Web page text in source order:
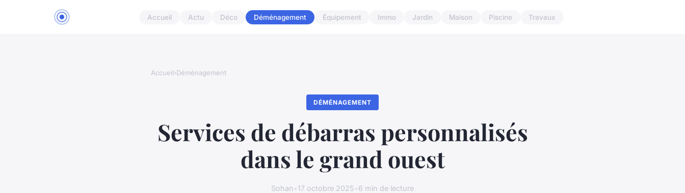
Accueil Actu Déco Déménagement Équipement Immo Jardin Maison Piscine Travaux
Accueil›Déménagement
DÉMÉNAGEMENT
Services de débarras personnalisés
dans le grand ouest
Sohan •17 octobre 2025•6 min de lecture